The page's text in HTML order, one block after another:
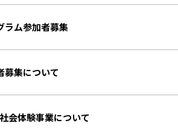
ム参加者募集
集について
体験事業について